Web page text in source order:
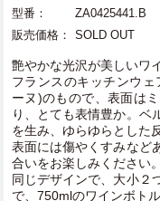
型番：
ZA0425441.B
販売価格：
SOLD OUT
艶やかな光沢が美しいワ
フランスのキッチンウ
ーヌ)のもので、表面は
り、とても表情豊か。ベ
を生み、ゆらゆらとした
表面には傷やくすみなど
合いをお楽しみください。
同じデザインで、大小２
で、750mlのワインボト